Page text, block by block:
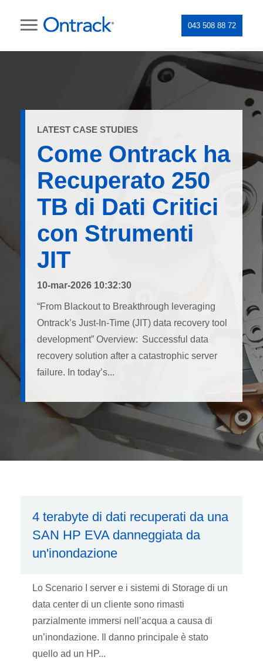
043 508 88 72
LATEST CASE STUDIES
Come Ontrack ha
Recuperato 250
TB di Dati Critici
con Strumenti
JIT
10-mar-2026 10:32:30
“From Blackout to Breakthrough leveraging
Ontrack’s Just-In-Time (JIT) data recovery tool
development” Overview: Successful data
recovery solution after a catastrophic server
failure. In today’s...
4 terabyte di dati recuperati da una
SAN HP EVA danneggiata da
un'inondazione
Lo Scenario I server e i sistemi di Storage di un
data center di un cliente sono rimasti
parzialmente immersi nell’acqua a causa di
un’inondazione. Il danno principale è stato
quello ad un HP...